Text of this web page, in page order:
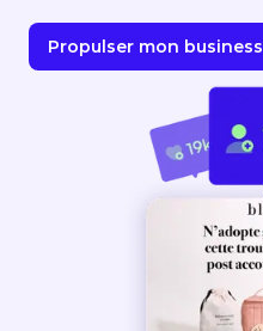
Propulser mon business